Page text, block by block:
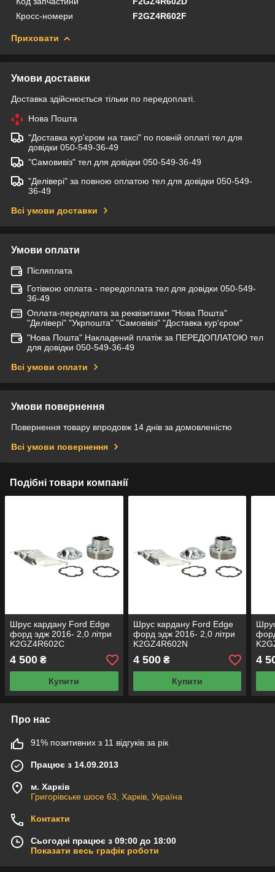
Кросс-номери
F2GZ4R602F
Приховати
Умови доставки
Доставка здійснюється тільки по передоплаті.
Нова Пошта
"Доставка кур'єром на таксі" по повній оплаті тел для
довідки 050-549-36-49
"Самовивіз" тел для довідки 050-549-36-49
"Делівері" за повною оплатою тел для довідки 050-549-
36-49
Всі умови доставки
Умови оплати
Післяплата
Готівкою оплата - передоплата тел для довідки 050-549-
36-49
Оплата-передплата за реквізитами "Нова Пошта"
"Делівері" "Укрпошта" "Самовівіз" "Доставка кур'єром"
"Нова Пошта" Накладений платіж за ПЕРЕДОПЛАТОЮ тел
для довідки 050-549-36-49
Всі умови оплати
Умови повернення
Повернення товару впродовж 14 днів за домовленістю
Всі умови повернення
Подібні товари компанії
Шрус кардану Ford Edge
форд эдж 2016- 2,0 літри
K2GZ4R602C
4 500 ₴
Купити
Шрус кардану Ford Edge
форд эдж 2016- 2,0 літри
K2GZ4R602N
4 500₴
Купити
4
Про нас
91% позитивних з 11 відгуків за рік
Працює з 14.09.2013
м. Харків
Григорівське шосе 63, Харків, Україна
Контакти
Сьогодні працює з 09:00 до 18:00
Показати весь графік роботи